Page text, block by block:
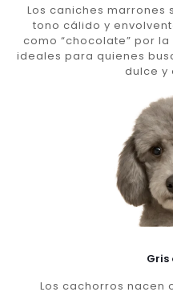
Los caniches marrones
tono cálido y
como “chocolate” por
ideales para quienes
dulce y
Los cachorros nacen